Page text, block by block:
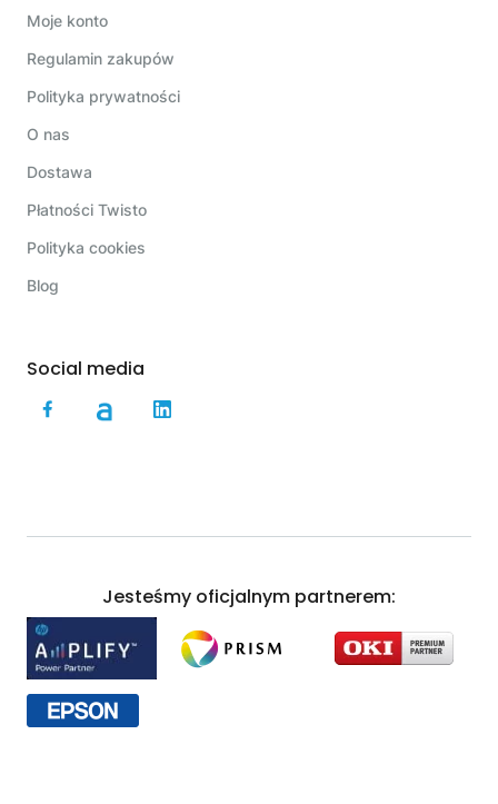
Moje konto
Regulamin zakupów
Polityka prywatności
O nas
Dostawa
Płatności Twisto
Polityka cookies
Blog
Social media
Jesteśmy oficjalnym partnerem: